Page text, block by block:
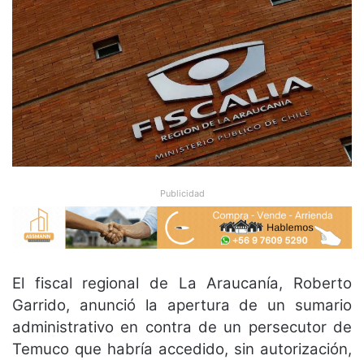
Publicidad
El fiscal regional de La Araucanía, Roberto
Garrido, anunció la apertura de un sumario
administrativo en contra de un persecutor de
Temuco que habría accedido, sin autorización,